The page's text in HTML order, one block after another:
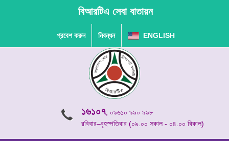
বিআরটিএ সেবা বাতায়ন
প্রবেশ করুন নিবন্ধন ENGLISH
১৬১০৭, ০৯৬১০ ৯৯০ ৯৯৮
রবিবার–বৃহস্পতিবার (০৯.০০ সকাল - ০৪.০০ বিকাল)